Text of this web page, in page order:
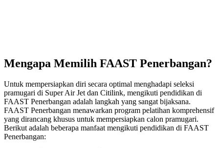
Mengapa Memilih FAAST Penerbangan?
Untuk mempersiapkan diri secara optimal menghadapi seleksi
pramugari di Super Air Jet dan Citilink, mengikuti pendidikan di
FAAST Penerbangan adalah langkah yang sangat bijaksana.
FAAST Penerbangan menawarkan program pelatihan komprehensif
yang dirancang khusus untuk mempersiapkan calon pramugari.
Berikut adalah beberapa manfaat mengikuti pendidikan di FAAST
Penerbangan: